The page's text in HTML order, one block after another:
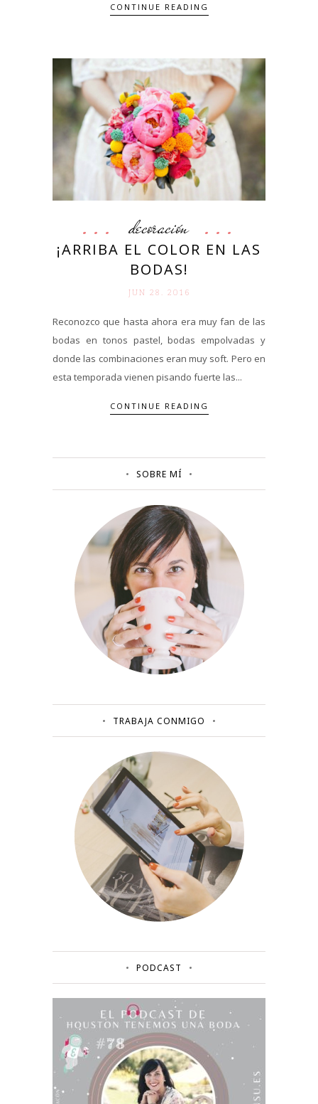
CONTINUE READING
decoración
¡ARRIBA EL COLOR EN LAS
BODAS!
JUN 28. 2016
Reconozco que hasta ahora era muy fan de las
bodas en tonos pastel, bodas empolvadas y
donde las combinaciones eran muy soft. Pero en
esta temporada vienen pisando fuerte las...
CONTINUE READING
SOBRE MÍ
TRABAJA CONMIGO
PODCAST